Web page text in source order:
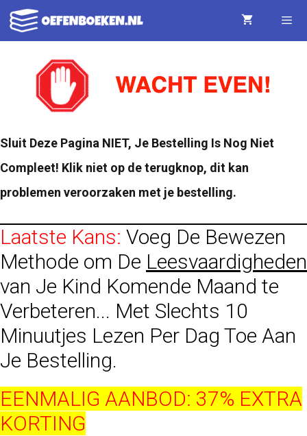
Ga
naar
Sluit Deze Pagina NIET, Je Bestelling Is Nog Niet
Compleet! Klik niet op de terugknop, dit kan
problemen veroorzaken met je bestelling.
Laatste Kans: Voeg De Bewezen
Methode om De Leesvaardigheden
van Je Kind Komende Maand te
Verbeteren... Met Slechts 10
Minuutjes Lezen Per Dag Toe Aan
Je Bestelling.
EENMALIG AANBOD: 37% EXTRA
KORTING